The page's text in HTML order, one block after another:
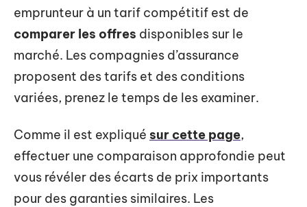
emprunteur à un tarif compétitif est de
comparer les offres disponibles sur le
marché. Les compagnies d’assurance
proposent des tarifs et des conditions
variées, prenez le temps de les examiner.
Comme il est expliqué sur cette page,
effectuer une comparaison approfondie peut
vous révéler des écarts de prix importants
pour des garanties similaires. Les